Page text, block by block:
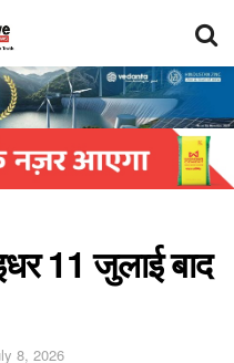
11 जुलाई बाद
8, 2026